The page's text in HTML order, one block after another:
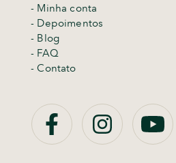
- Minha conta
- Depoimentos
- Blog
- FAQ
- Contato